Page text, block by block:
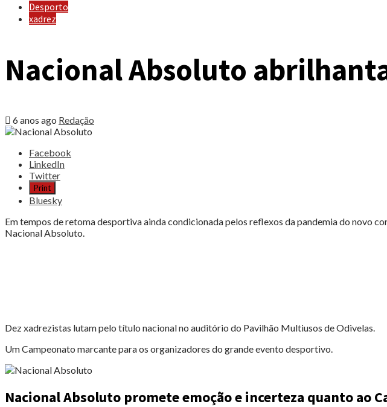
Desporto
xadrez
Nacional Absoluto
6 anos ago Redação
Share
post
"Nacional
Absoluto
abrilhanta
Cidade
Europeia
Facebook
LinkedIn
Twitter
Print
Bluesky
Em tempos de retoma desportiva ainda condicionada pelos reflexos da pandemia do novo
Nacional Absoluto.
Dez xadrezistas lutam pelo título nacional no auditório do Pavilhão Multiusos de Odivelas.
Um Campeonato marcante para os organizadores do grande evento desportivo.
Nacional Absoluto promete emoção e incerteza quanto ao